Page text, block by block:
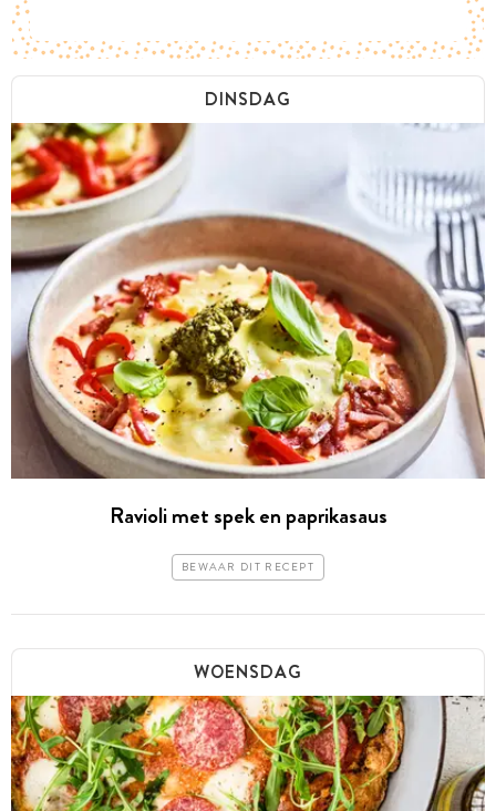
DINSDAG
Ravioli met spek en paprikasaus
BEWAAR DIT RECEPT
WOENSDAG